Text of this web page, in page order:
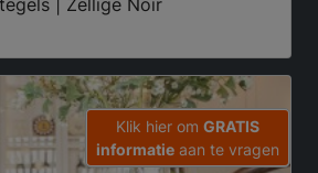
| Zellige Noir
Klik hier om GRATIS
informatie aan te vragen